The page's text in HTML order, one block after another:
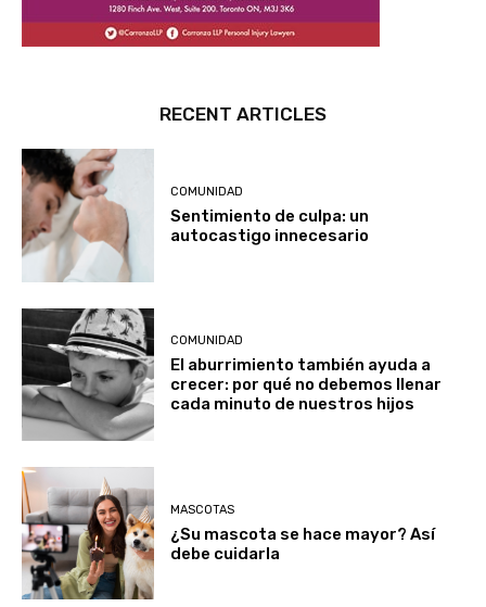
RECENT ARTICLES
COMUNIDAD
Sentimiento de culpa: un
autocastigo innecesario
COMUNIDAD
El aburrimiento también ayuda a
crecer: por qué no debemos llenar
cada minuto de nuestros hijos
MASCOTAS
¿Su mascota se hace mayor? Así
debe cuidarla